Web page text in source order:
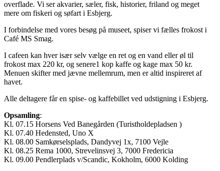
overflade. Vi ser akvarier, sæler, fisk, historier, friland og meget
mere om fiskeri og søfart i Esbjerg.
I forbindelse med vores besøg på museet, spiser vi fælles frokost i
Café MS Smag.
I cafeen kan hver især selv vælge en ret og en vand eller øl til
frokost max 220 kr, og senere1 kop kaffe og kage max 50 kr.
Menuen skifter med jævne mellemrum, men er altid inspireret af
havet.
Alle deltagere får en spise- og kaffebillet ved udstigning i Esbjerg.
Opsamling:
Kl. 07.15 Horsens Ved Banegården (Turistholdepladsen )
Kl. 07.40 Hedensted, Uno X
Kl. 08.00 Samkørselsplads, Dandyvej 1x, 7100 Vejle
Kl. 08.25 Rema 1000, Strevelinsvej 3, 7000 Fredericia
Kl. 09.00 Pendlerplads v/Scandic, Kokholm, 6000 Kolding